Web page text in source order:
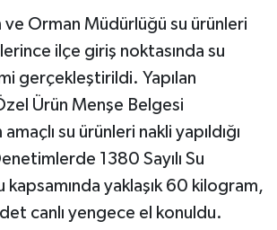
ve Orman Müdürlüğü su ürünleri
ilçe giriş noktasında su
gerçekleştirildi. Yapılan
Ürün Menşe Belgesi
amaçlı su ürünleri nakli yapıldığı
1380 Sayılı Su
kapsamında yaklaşık 60 kilogram,
canlı yengece el konuldu.